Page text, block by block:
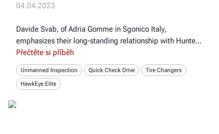
04.04.2023
Davide Svab, of Adria Gomme in Sgonico Italy,
emphasizes their long-standing relationship with Hunte
Přečtěte si příběh
Unmanned Inspection Quick Check Drive
Tire Changers
HawkEye Elite